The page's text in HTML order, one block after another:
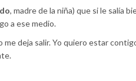
, madre de la niña) que si le salía
a ese medio.
deja salir. Yo quiero estar